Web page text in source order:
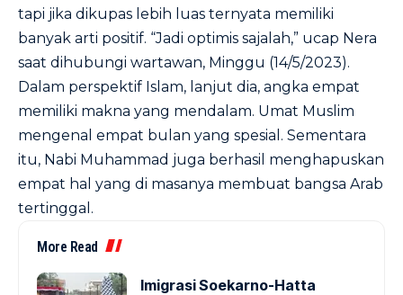
tapi jika dikupas lebih luas ternyata memiliki
banyak arti positif. “Jadi optimis sajalah,” ucap Nera
saat dihubungi wartawan, Minggu (14/5/2023).
Dalam perspektif Islam, lanjut dia, angka empat
memiliki makna yang mendalam. Umat Muslim
mengenal empat bulan yang spesial. Sementara
itu, Nabi Muhammad juga berhasil menghapuskan
empat hal yang di masanya membuat bangsa Arab
tertinggal.
More Read
Imigrasi Soekarno-Hatta